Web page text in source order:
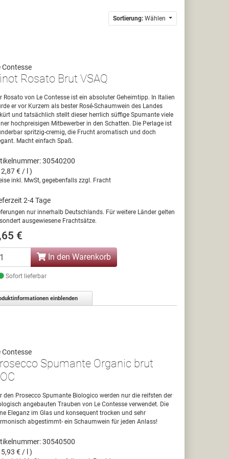
Sortierung: Wählen
Contesse
Rosato Brut VSAQ
Rosato von Le Contesse ist ein absoluter Geheimtipp. In Italien
er vor Kurzem als bester Rosé-Schaumwein des Landes
und tatsächlich stellt dieser herrlich süffige Spumante viele
hochpreisigen Mitbewerber in den Schatten. Die Perlage ist
spritzig-cremig, die Frucht aromatisch und doch
Macht einfach Spaß.
30540200
€ / l )
inkl. MwSt, gegebenfalls zzgl. Fracht
2-4 Tage
nur innerhalb Deutschlands. Für weitere Länder gelten
ausgewiesene Frachtsätze.
€
In den Warenkorb
Sofort lieferbar
einblenden
Contesse
Spumante Organic brut
den Prosecco Spumante Biologico werden nur die reifsten der
angebauten Trauben von Le Contesse verwendet. Die
Eleganz im Glas und konsequent trocken und sehr
abgestimmt- ein Schaumwein für jeden Anlass!
30540500
€ / l )